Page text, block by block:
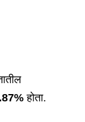
होता.